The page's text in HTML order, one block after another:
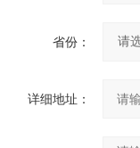
省份：
详细地址：